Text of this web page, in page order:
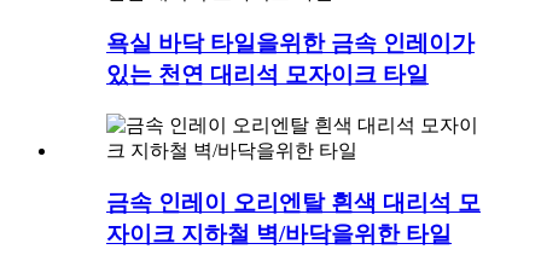
욕실 바닥 타일을위한 금속 인레이가
있는 천연 대리석 모자이크 타일
금속 인레이 오리엔탈 흰색 대리석 모
자이크 지하철 벽/바닥을위한 타일